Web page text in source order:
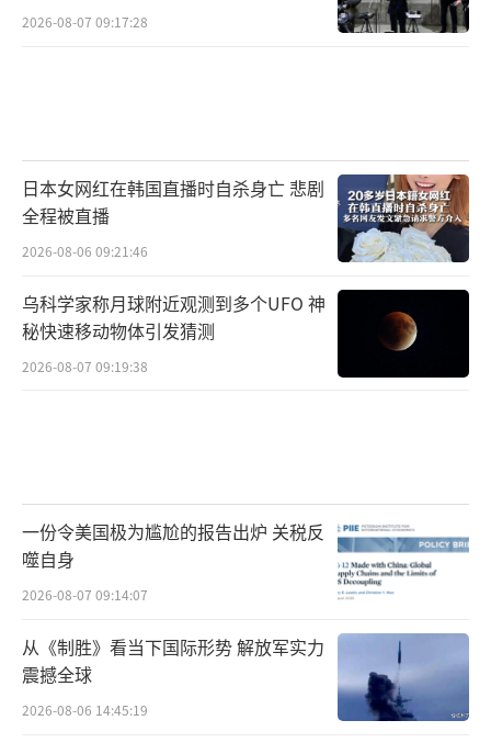
2026-08-07 09:17:28
日本女网红在韩国直播时自杀身亡 悲剧
全程被直播
2026-08-06 09:21:46
乌科学家称月球附近观测到多个UFO 神
秘快速移动物体引发猜测
2026-08-07 09:19:38
一份令美国极为尴尬的报告出炉 关税反
噬自身
2026-08-07 09:14:07
从《制胜》看当下国际形势 解放军实力
震撼全球
2026-08-06 14:45:19